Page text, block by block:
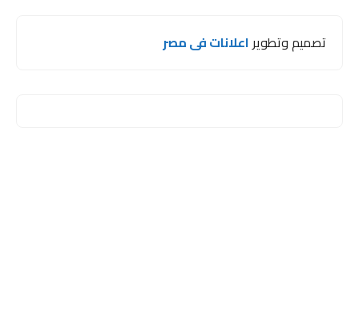
تصميم وتطويراعلانات فى مصر